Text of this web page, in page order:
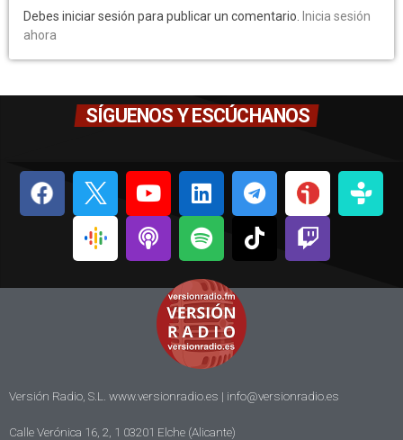
Debes iniciar sesión para publicar un comentario. Inicia sesión
ahora
SÍGUENOS Y ESCÚCHANOS
Versión Radio, S.L. www.versionradio.es | info@versionradio.es
Calle Verónica 16, 2, 1 03201 Elche (Alicante)